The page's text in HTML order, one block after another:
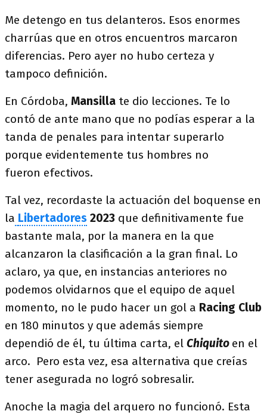
Me detengo en tus delanteros. Esos enormes
charrúas que en otros encuentros marcaron
diferencias. Pero ayer no hubo certeza y
tampoco definición.
En Córdoba, Mansilla te dio lecciones. Te lo
contó de ante mano que no podías esperar a la
tanda de penales para intentar superarlo
porque evidentemente tus hombres no
fueron efectivos.
Tal vez, recordaste la actuación del boquense en
la Libertadores 2023 que definitivamente fue
bastante mala, por la manera en la que
alcanzaron la clasificación a la gran final. Lo
aclaro, ya que, en instancias anteriores no
podemos olvidarnos que el equipo de aquel
momento, no le pudo hacer un gol a Racing Club
en 180 minutos y que además siempre
dependió de él, tu última carta, el Chiquito en el
arco. Pero esta vez, esa alternativa que creías
tener asegurada no logró sobresalir.
Anoche la magia del arquero no funcionó. Esta